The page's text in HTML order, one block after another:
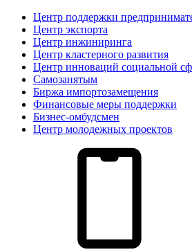
Центр поддержки
Центр экспорта
Центр инжиниринга
Центр кластерного развития
Центр инноваций социальной
Cамозанятым
Биржа импортозамещения
Финансовые меры поддержки
Бизнес-омбудсмен
Центр молодежных проектов